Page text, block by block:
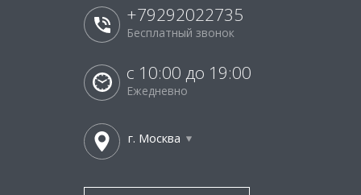
+79292022735
Бесплатный звонок
с 10:00 до 19:00
Ежедневно
г. Москва